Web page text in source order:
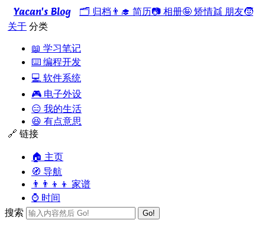
Yacan's Blog 🗂️ 归档 👨‍🎓 简历📷 相册🤪 矫情👯 朋友🧒
关于 分类
📖 学习笔记
⌨️ 编程开发
💻 软件系统
🎮 电子外设
😑 我的生活
😆 有点意思
🔗 链接
🏠 主页
🧭 导航
👨‍👨‍👦‍👦 家谱
⌚ 时间
搜索
Go!